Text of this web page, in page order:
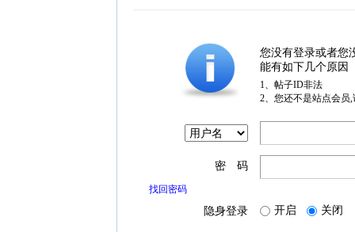
您没有登录或者您
能有如下几个原因
1、帖子ID非法
2、您还不是站点会员
密 码
找回密码
隐身登录 开启 关闭